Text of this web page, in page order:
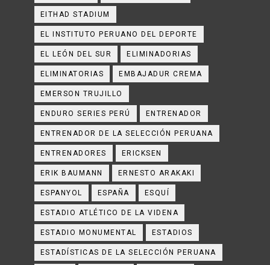
EITHAD STADIUM
EL INSTITUTO PERUANO DEL DEPORTE
EL LEÓN DEL SUR ELIMINADORIAS
ELIMINATORIAS EMBAJADUR CREMA
EMERSON TRUJILLO
ENDURO SERIES PERÚ ENTRENADOR
ENTRENADOR DE LA SELECCIÓN PERUANA
ENTRENADORES ERICKSEN
ERIK BAUMANN ERNESTO ARAKAKI
ESPANYOL ESPAÑA ESQUÍ
ESTADIO ATLÉTICO DE LA VIDENA
ESTADIO MONUMENTAL ESTADIOS
ESTADÍSTICAS DE LA SELECCIÓN PERUANA